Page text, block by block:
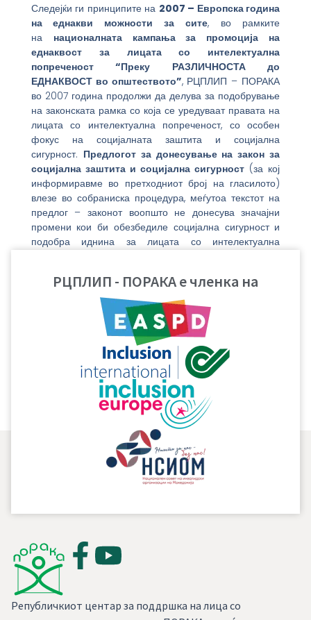
Следејќи ги принципите на 2007 – Европска година
на еднакви можности за сите, во рамките
на националната кампања за промоција на
еднаквост за лицата со интелектуална
попреченост “Преку РАЗЛИЧНОСТА до
ЕДНАКВОСТ во општеството”, РЦПЛИП – ПОРАКА
во 2007 година продолжи да делува за подобрување
на законската рамка со која се уредуваат правата на
лицата со интелектуална попреченост, со особен
фокус на социјалната заштита и социјална
сигурност. Предлогот за донесување на закон за
социјална заштита и социјална сигурност (за кој
информиравме во претходниот број на гласилото)
влезе во собраниска процедура, меѓутоа текстот на
предлог – законот воопшто не донесува значајни
промени кои би обезбедиле социјална сигурност и
подобра иднина за лицата со интелектуална
активно лобирање кај пратеничките групи во
Собранието на Република Македонија за изменување
и дополнување на текстот на предлог – законот и
вклучување на предлозите на РЦПЛИП – ПОРАКА за
воведување на нови права и зголемување/
проширување на постоечките права за лицата со
интелектуална попреченост.
РЦПЛИП - ПОРАКА е членка на
Републичкиот центар за поддршка на лица со